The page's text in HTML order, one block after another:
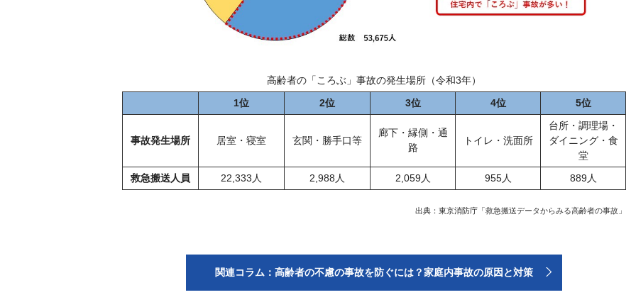
高齢者の「ころぶ」事故の発生場所（令和3年）
1位
2位 3位 4位 5位
事故発生場所 居室・寝室 玄関・勝手口等
廊下・縁側・通
路
トイレ・洗面所
台所・調理場・
ダイニング・食
堂
救急搬送人員
22,333人 2,988人 2,059人 955人 889人
出典：東京消防庁「救急搬送データからみる高齢者の事故 」
関連コラム：高齢者の不慮の事故を防ぐには？家庭内事故の原因と対策